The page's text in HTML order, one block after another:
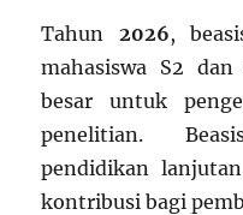
Tahun 2026,
mahasiswa S2
besar untuk
penelitian.
pendidikan
kontribusi bagi